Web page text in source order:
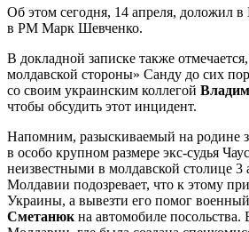
Об этом сегодня, 14 апреля, доложил
в РМ Марк Шевченко.
В докладной записке также
молдавской стороны» Санду до сих
со своим украинским коллегой
чтобы обсудить этот инцидент.
Напомним, разыскиваемый на родине
в особо крупном размере экс-судья
неизвестными в молдавской столице
Молдавии подозревает, что к этому
Украины, а вывезти его помог
Сметанюк на автомобиле посольства.